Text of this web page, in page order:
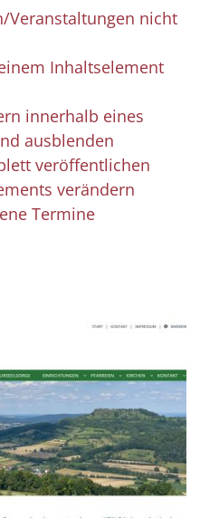
Veranstaltungen nicht
Inhaltselement
innerhalb eines
ausblenden
veröffentlichen
verändern
Termine